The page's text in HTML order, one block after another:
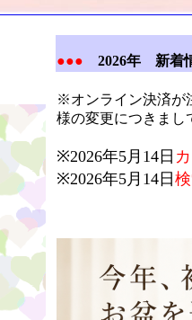
●●● 2026年 新着
※オンライン決済が
様の変更につきまし
※2026年5月14日
※2026年5月14日